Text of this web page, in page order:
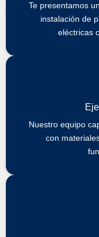
Te presentamos
instalación de
eléctricas
Nuestro equipo
con